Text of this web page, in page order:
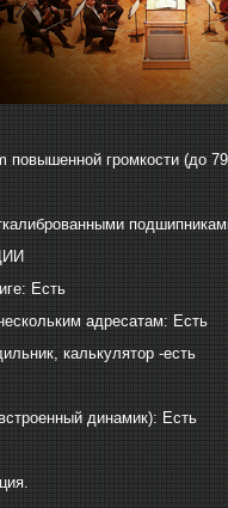
повышенной громкости (до
Есть
адресатам: Есть
калькулятор -есть
динамик): Есть